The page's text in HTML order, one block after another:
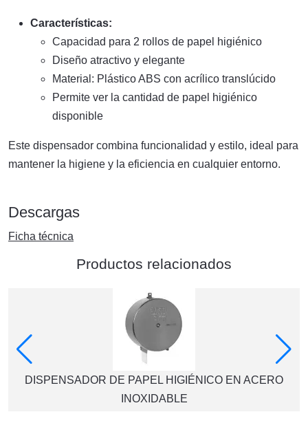
Características:
Capacidad para 2 rollos de papel higiénico
Diseño atractivo y elegante
Material: Plástico ABS con acrílico translúcido
Permite ver la cantidad de papel higiénico
disponible
Este dispensador combina funcionalidad y estilo, ideal para
mantener la higiene y la eficiencia en cualquier entorno.
Descargas
Ficha técnica
Productos relacionados
DISPENSADOR DE PAPEL HIGIÉNICO EN ACERO
INOXIDABLE